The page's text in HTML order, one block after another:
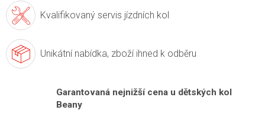
Kvalifikovaný servis jízdních kol
Unikátní nabídka, zboží ihned k odběru
Garantovaná nejnižší cena u dětských kol
Beany